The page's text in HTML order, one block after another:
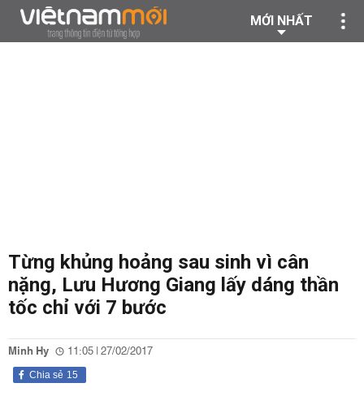
MỚI NHẤT
Từng khủng hoảng sau sinh vì cân
nặng, Lưu Hương Giang lấy dáng thần
tốc chỉ với 7 bước
Minh Hy 11:05 | 27/02/2017
15
Chia sẻ